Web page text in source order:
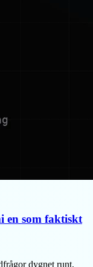
en som faktiskt
dygnet runt,